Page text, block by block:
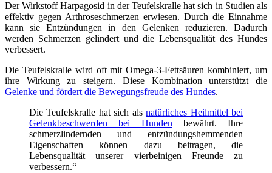
Der Wirkstoff Harpagosid in der Teufelskralle hat sich in Studien als
effektiv gegen Arthroseschmerzen erwiesen. Durch die Einnahme
kann sie Entzündungen in den Gelenken reduzieren. Dadurch
werden Schmerzen gelindert und die Lebensqualität des Hundes
verbessert.
Die Teufelskralle wird oft mit Omega-3-Fettsäuren kombiniert, um
ihre Wirkung zu steigern. Diese Kombination unterstützt die
Gelenke und fördert die Bewegungsfreude des Hundes.
Die Teufelskralle hat sich alsnatürliches Heilmittel bei
Gelenkbeschwerden bei Hunden bewährt. Ihre
schmerzlindernden und entzündungshemmenden
Eigenschaften können dazu beitragen, die
Lebensqualität unserer vierbeinigen Freunde zu
verbessern.“